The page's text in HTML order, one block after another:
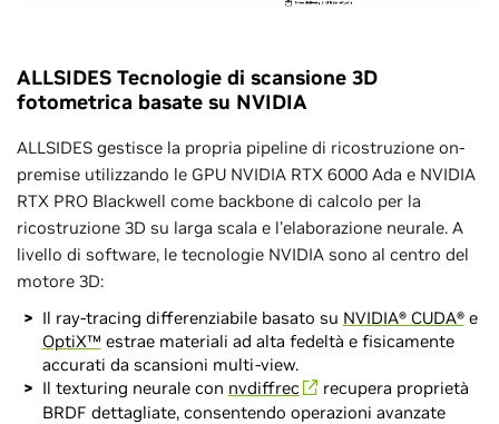
ALLSIDES Tecnologie di scansione 3D
fotometrica basate su NVIDIA
ALLSIDES gestisce la propria pipeline di ricostruzione on-
premise utilizzando le GPU NVIDIA RTX 6000 Ada e NVIDIA
RTX PRO Blackwell come backbone di calcolo per la
ricostruzione 3D su larga scala e l'elaborazione neurale. A
livello di software, le tecnologie NVIDIA sono al centro del
motore 3D:
Il ray-tracing differenziabile basato su NVIDIA® CUDA®e
OptiX™ estrae materiali ad alta fedeltà e fisicamente
accurati da scansioni multi-view.
Il texturing neurale con nvdiffrec
recupera proprietà
BRDF dettagliate, consentendo operazioni avanzate